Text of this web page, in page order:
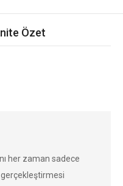
Özet
her zaman sadece
gerçekleştirmesi